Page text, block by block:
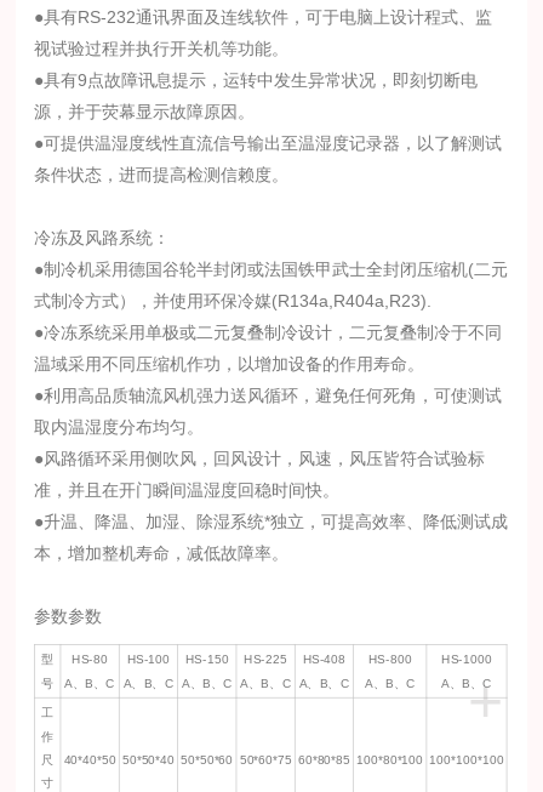
●具有RS-232通讯界面及连线软件，可于电脑上设计程式、监
视试验过程并执行开关机等功能。
●具有9点故障讯息提示，运转中发生异常状况，即刻切断电
源，并于荧幕显示故障原因。
●可提供温湿度线性直流信号输出至温湿度记录器，以了解测试
条件状态，进而提高检测信赖度。
冷冻及风路系统：
●制冷机采用德国谷轮半封闭或法国铁甲武士全封闭压缩机(二元
式制冷方式），并使用环保冷媒(R134a,R404a,R23).
●冷冻系统采用单极或二元复叠制冷设计，二元复叠制冷于不同
温域采用不同压缩机作功，以增加设备的作用寿命。
●利用高品质轴流风机强力送风循环，避免任何死角，可使测试
取内温湿度分布均匀。
●风路循环采用侧吹风，回风设计，风速，风压皆符合试验标
准，并且在开门瞬间温湿度回稳时间快。
●升温、降温、加湿、除湿系统*独立，可提高效率、降低测试成
本，增加整机寿命，减低故障率。
参数参数
+
型
号
HS-80
A、B、C
HS-100
A、B、C
HS-150
A、B、C
HS-225
A、B、C
HS-408
A、B、C
HS-800
A、B、C
HS-1000
A、B、C
工
作
尺
寸
40*40*50 50*50*40 50*50*60 50*60*75 60*80*85 100*80*100 100*100*100